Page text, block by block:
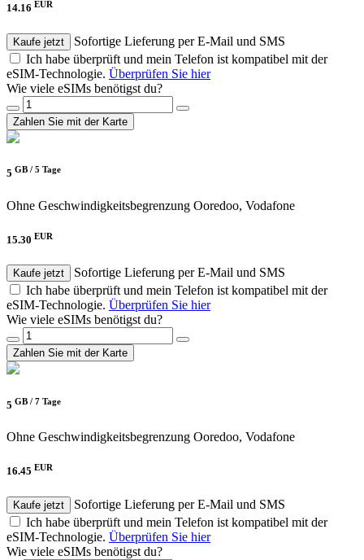
14.16 EUR
Kaufe jetzt
Sofortige Lieferung per E-Mail und SMS
Ich habe überprüft und mein Telefon ist kompatibel mit der
eSIM-Technologie. Überprüfen Sie hier
Wie viele eSIMs benötigst du?
Zahlen Sie mit der Karte
5 GB / 5 Tage
Ohne Geschwindigkeitsbegrenzung Ooredoo, Vodafone
15.30 EUR
Kaufe jetzt
Sofortige Lieferung per E-Mail und SMS
Ich habe überprüft und mein Telefon ist kompatibel mit der
eSIM-Technologie. Überprüfen Sie hier
Wie viele eSIMs benötigst du?
Zahlen Sie mit der Karte
5 GB / 7 Tage
Ohne Geschwindigkeitsbegrenzung Ooredoo, Vodafone
16.45 EUR
Kaufe jetzt
Sofortige Lieferung per E-Mail und SMS
Ich habe überprüft und mein Telefon ist kompatibel mit der
eSIM-Technologie. Überprüfen Sie hier
Wie viele eSIMs benötigst du?